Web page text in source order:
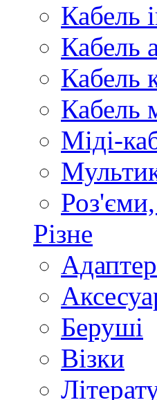
Кабель
Кабель
Кабель
Кабель
Міді-
Різне
Беруші
Візки